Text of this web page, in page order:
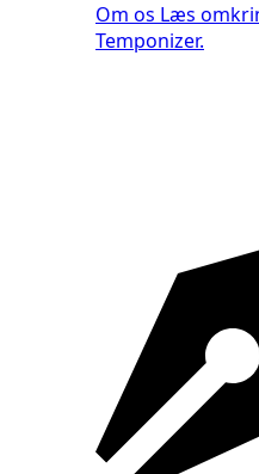
Om os Læs
Temponizer.